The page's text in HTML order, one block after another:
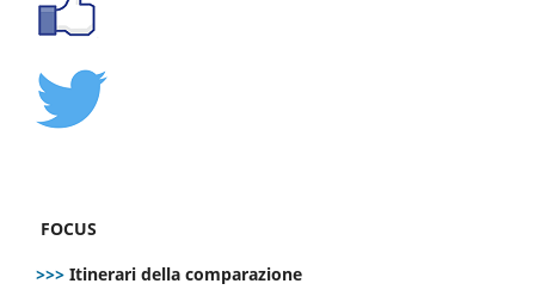
FOCUS
>>> Itinerari della comparazione